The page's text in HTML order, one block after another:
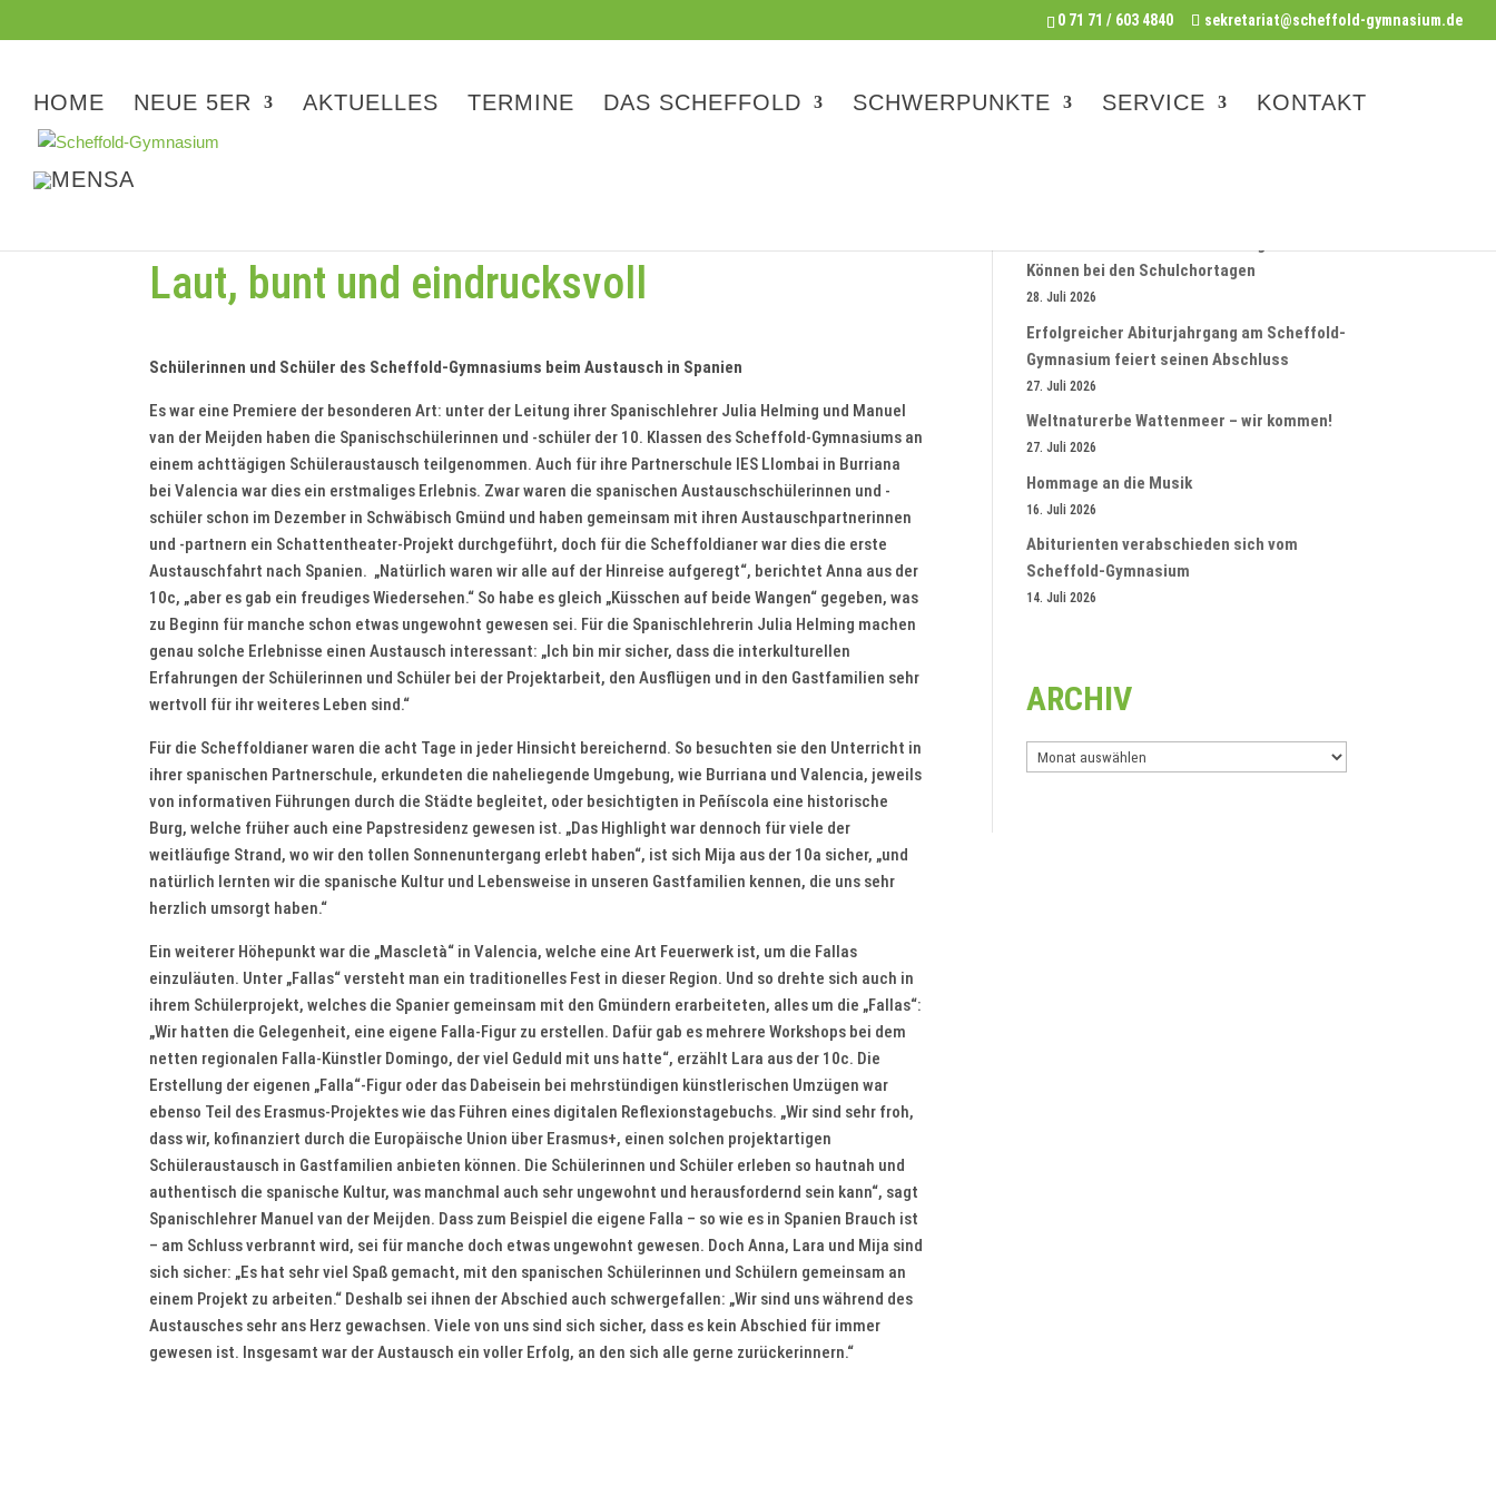
0 71 71 / 603 4840 sekretariat@scheffold-gymnasium.de
HOME NEUE 5ER AKTUELLES TERMINE DAS SCHEFFOLD SCHWERPUNKTE SERVICE KONTAKT
Laut, bunt und eindrucksvoll
Schülerinnen und Schüler des Scheffold-Gymnasiums beim Austausch in Spanien
Es war eine Premiere der besonderen Art: unter der Leitung ihrer Spanischlehrer Julia Helming und Manuel
van der Meijden haben die Spanischschülerinnen und -schüler der 10. Klassen des Scheffold-Gymnasiums an
einem achttägigen Schüleraustausch teilgenommen. Auch für ihre Partnerschule IES Llombai in Burriana
bei Valencia war dies ein erstmaliges Erlebnis. Zwar waren die spanischen Austauschschülerinnen und -
schüler schon im Dezember in Schwäbisch Gmünd und haben gemeinsam mit ihren Austauschpartnerinnen
und -partnern ein Schattentheater-Projekt durchgeführt, doch für die Scheffoldianer war dies die erste
Austauschfahrt nach Spanien. „Natürlich waren wir alle auf der Hinreise aufgeregt“, berichtet Anna aus der
10c, „aber es gab ein freudiges Wiedersehen.“ So habe es gleich „Küsschen auf beide Wangen“ gegeben, was
zu Beginn für manche schon etwas ungewohnt gewesen sei. Für die Spanischlehrerin Julia Helming machen
genau solche Erlebnisse einen Austausch interessant: „Ich bin mir sicher, dass die interkulturellen
Erfahrungen der Schülerinnen und Schüler bei der Projektarbeit, den Ausflügen und in den Gastfamilien sehr
wertvoll für ihr weiteres Leben sind.“
Für die Scheffoldianer waren die acht Tage in jeder Hinsicht bereichernd. So besuchten sie den Unterricht in
ihrer spanischen Partnerschule, erkundeten die naheliegende Umgebung, wie Burriana und Valencia, jeweils
von informativen Führungen durch die Städte begleitet, oder besichtigten in Peñíscola eine historische
Burg, welche früher auch eine Papstresidenz gewesen ist. „Das Highlight war dennoch für viele der
weitläufige Strand, wo wir den tollen Sonnenuntergang erlebt haben“, ist sich Mija aus der 10a sicher, „und
natürlich lernten wir die spanische Kultur und Lebensweise in unseren Gastfamilien kennen, die uns sehr
herzlich umsorgt haben.“
Ein weiterer Höhepunkt war die „Mascletà“ in Valencia, welche eine Art Feuerwerk ist, um die Fallas
einzuläuten. Unter „Fallas“ versteht man ein traditionelles Fest in dieser Region. Und so drehte sich auch in
ihrem Schülerprojekt, welches die Spanier gemeinsam mit den Gmündern erarbeiteten, alles um die „Fallas“:
„Wir hatten die Gelegenheit, eine eigene Falla-Figur zu erstellen. Dafür gab es mehrere Workshops bei dem
netten regionalen Falla-Künstler Domingo, der viel Geduld mit uns hatte“, erzählt Lara aus der 10c. Die
Erstellung der eigenen „Falla“-Figur oder das Dabeisein bei mehrstündigen künstlerischen Umzügen war
ebenso Teil des Erasmus-Projektes wie das Führen eines digitalen Reflexionstagebuchs. „Wir sind sehr froh,
dass wir, kofinanziert durch die Europäische Union über Erasmus+, einen solchen projektartigen
Schüleraustausch in Gastfamilien anbieten können. Die Schülerinnen und Schüler erleben so hautnah und
authentisch die spanische Kultur, was manchmal auch sehr ungewohnt und herausfordernd sein kann“, sagt
Spanischlehrer Manuel van der Meijden. Dass zum Beispiel die eigene Falla – so wie es in Spanien Brauch ist
– am Schluss verbrannt wird, sei für manche doch etwas ungewohnt gewesen. Doch Anna, Lara und Mija sind
sich sicher: „Es hat sehr viel Spaß gemacht, mit den spanischen Schülerinnen und Schülern gemeinsam an
einem Projekt zu arbeiten.“ Deshalb sei ihnen der Abschied auch schwergefallen: „Wir sind uns während des
Austausches sehr ans Herz gewachsen. Viele von uns sind sich sicher, dass es kein Abschied für immer
gewesen ist. Insgesamt war der Austausch ein voller Erfolg, an den sich alle gerne zurückerinnern.“
Können bei den Schulchortagen
28. Juli 2026
Erfolgreicher Abiturjahrgang am Scheffold-
Gymnasium feiert seinen Abschluss
27. Juli 2026
Weltnaturerbe Wattenmeer – wir kommen!
27. Juli 2026
Hommage an die Musik
16. Juli 2026
Abiturienten verabschieden sich vom
Scheffold-Gymnasium
14. Juli 2026
ARCHIV
Archiv